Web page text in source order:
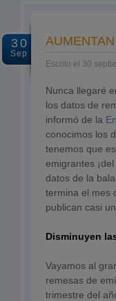
30
Sep
Escrito el 30
Nunca llegaré
los datos de
informó de la
conocimos los
tenemos que
emigrantes
datos de la
termina el mes
publican casi
Disminuyen
Vayamos al
remesas de
trimestre del